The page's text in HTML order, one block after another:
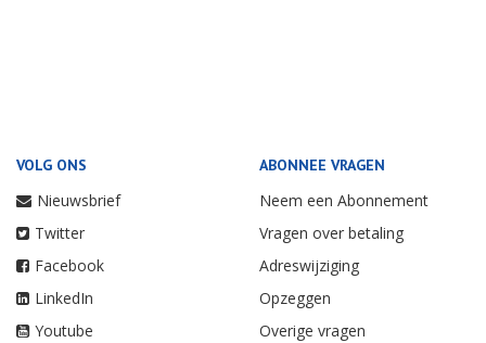
VOLG ONS
Nieuwsbrief
Twitter
Facebook
LinkedIn
Youtube
ABONNEE VRAGEN
Neem een Abonnement
Vragen over betaling
Adreswijziging
Opzeggen
Overige vragen